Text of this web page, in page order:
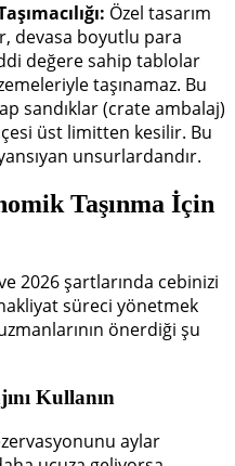
Özel tasarım
devasa boyutlu para
değere sahip tablolar
taşınamaz. Bu
sandıklar (crate ambalaj)
üst limitten kesilir. Bu
unsurlardandır.
Taşınma İçin
2026 şartlarında cebinizi
süreci yönetmek
önerdiği şu
Kullanın
aylar